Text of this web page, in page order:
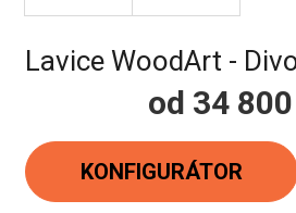
Lavice WoodArt -
od 34
Měrná
cena:
KONFIGURÁTOR